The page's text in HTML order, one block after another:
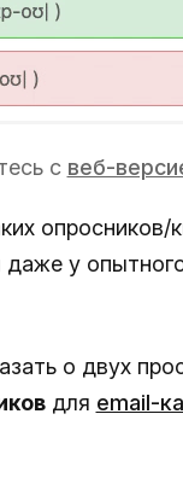
с веб-
опросников/
у
о двух
для email-